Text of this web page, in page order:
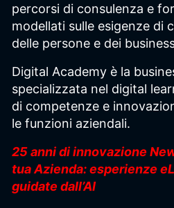
percorsi di consulenza e
modellati sulle esigenze di
delle persone e dei
Digital Academy è la
specializzata nel digital
di competenze e
le funzioni aziendali.
25 anni di innovazione
tua Azienda: esperienze
guidate dall’AI